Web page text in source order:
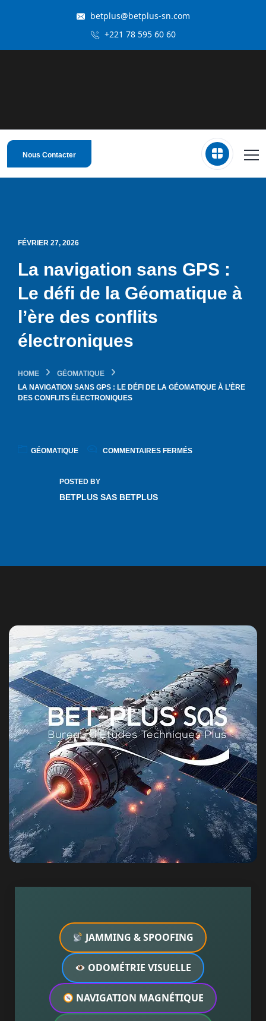
betplus@betplus-sn.com
+221 78 595 60 60
Nous Contacter
FÉVRIER 27, 2026
La navigation sans GPS :
Le défi de la Géomatique à
l’ère des conflits
électroniques
HOME
GÉOMATIQUE
LA NAVIGATION SANS GPS : LE DÉFI DE LA GÉOMATIQUE À L’ÈRE
DES CONFLITS ÉLECTRONIQUES
GÉOMATIQUE COMMENTAIRES FERMÉS
POSTED BY
BETPLUS SAS BETPLUS
JAMMING & SPOOFING
ODOMÉTRIE VISUELLE
NAVIGATION MAGNÉTIQUE